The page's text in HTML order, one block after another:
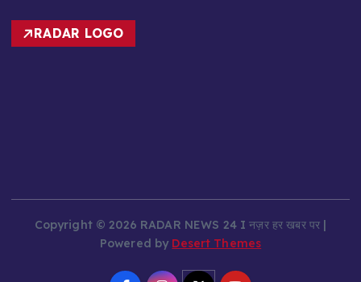
RADAR LOGO
Copyright © 2026 RADAR NEWS 24 I नज़र हर खबर पर |
Powered byDesert Themes